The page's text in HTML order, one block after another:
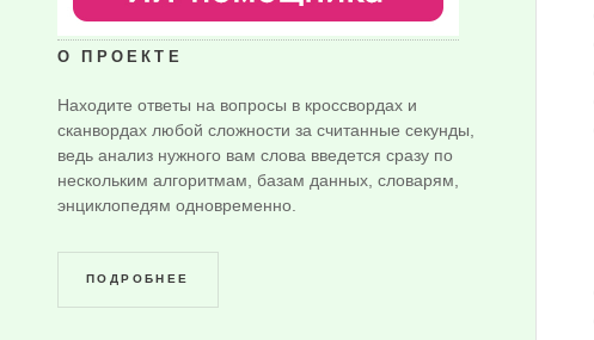
О ПРОЕКТЕ
Находите ответы на вопросы в кроссвордах и
сканвордах любой сложности за считанные секунды,
ведь анализ нужного вам слова введется сразу по
нескольким алгоритмам, базам данных, словарям,
энциклопедям одновременно.
ПОДРОБНЕЕ